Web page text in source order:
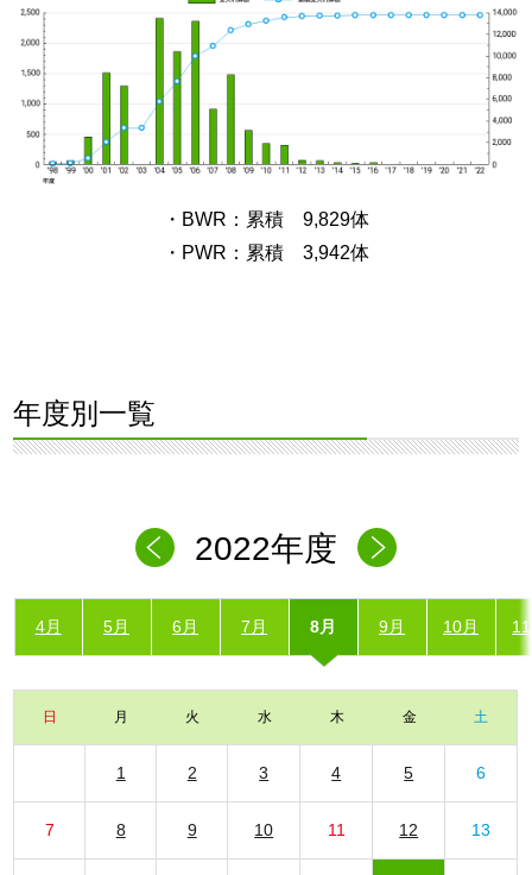
・BWR：累積 9,829体
・PWR：累積 3,942体
年度別一覧
2022年度
4月 5月 6月 7月 8月 9月 10月
日 月 火 水 木 金 土
1 2 3 4 5 6
7 8 9 10 11 12 13